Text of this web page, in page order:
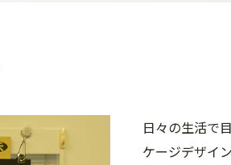
日々の生活で
ケージデザイ